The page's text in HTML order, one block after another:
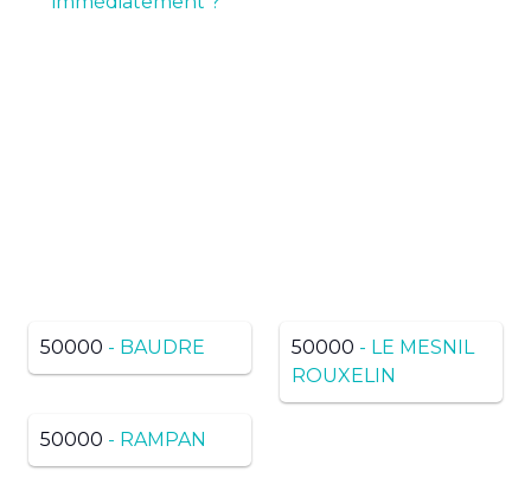
50000 - BAUDRE 50000 - LE MESNIL
ROUXELIN
50000 - RAMPAN